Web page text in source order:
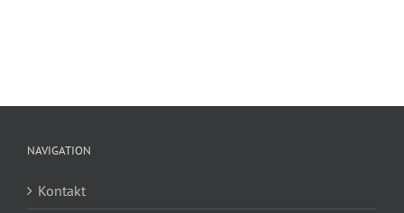
NAVIGATION
Kontakt